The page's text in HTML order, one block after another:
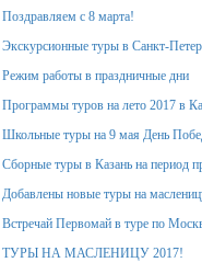
Поздравляем с 8 марта!
Экскурсионные туры в Санкт-
Режим работы в праздничные дни
Программы туров на лето 2017 в
Школьные туры на 9 мая День
Сборные туры в Казань на период
Добавлены новые туры на
Встречай Первомай в туре по
ТУРЫ НА МАСЛЕНИЦУ 2017!